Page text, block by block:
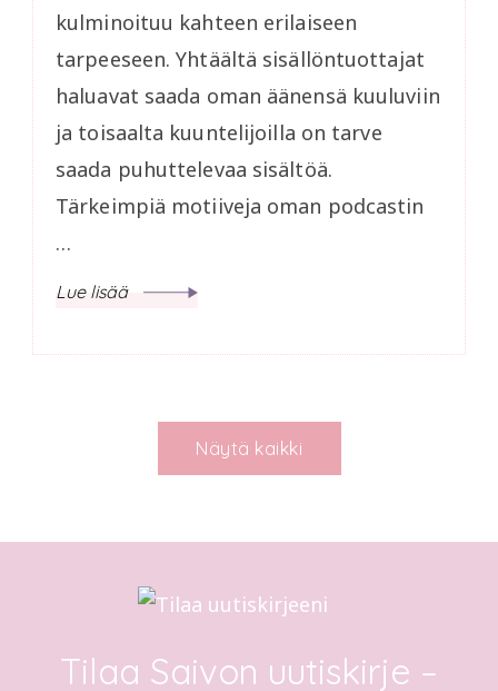
kulminoituu kahteen erilaiseen
tarpeeseen. Yhtäältä sisällöntuottajat
haluavat saada oman äänensä kuuluviin
ja toisaalta kuuntelijoilla on tarve
saada puhuttelevaa sisältöä.
Tärkeimpiä motiiveja oman podcastin
…
Lue lisää
Näytä kaikki
Tilaa Saivon uutiskirje –